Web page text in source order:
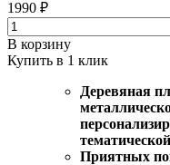
1990 ₽
В корзину
Купить в 1 клик
Деревяная
Приятных